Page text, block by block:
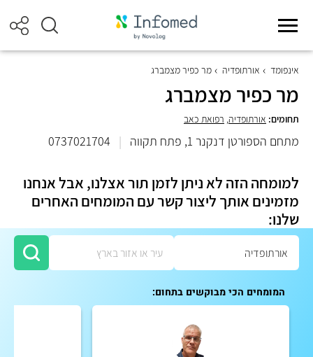
אינפומד אורתופדיה מר כפיר מצמברג
מר כפיר מצמברג
תחומים: אורתופדיה, רפואת כאב
מתחם הספורטן דנקנר 1, פתח תקווה |
0737021704
למומחה הזה לא ניתן לזמן תור אצלנו, אבל אנחנו
מזמינים אותך ליצור קשר עם המומחים האחרים
שלנו:
המומחים הכי מבוקשים בתחום: